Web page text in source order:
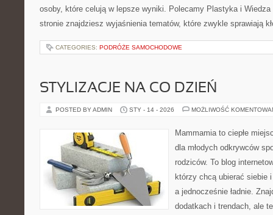
osoby, które celują w lepsze wyniki. Polecamy Plastyka i Wiedza
stronie znajdziesz wyjaśnienia tematów, które zwykle sprawiają
CATEGORIES: PODRÓŻE SAMOCHODOWE
STYLIZACJE NA CO DZIEŃ
POSTED BY ADMIN STY - 14 - 2026 MOŻLIWOŚĆ
Mammamia to ciepłe
dla młodych odkrywców
rodziców. To blog
którzy chcą ubierać siebie
a jednocześnie ładnie.
dodatkach i trendach, ale